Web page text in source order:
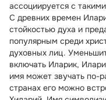
ассоциируется с
С древних времен
стойкостью духа и
популярным среди
духовных лиц.
включать Иларик,
имя может звучать по-
странах его можно